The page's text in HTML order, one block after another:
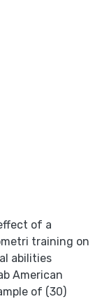
of a
training on
abilities
American
of (30)